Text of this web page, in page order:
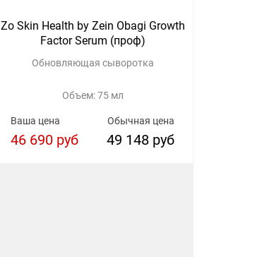
Zo Skin Health by Zein Obagi Growth
Factor Serum (проф)
Обновляющая сыворотка
Объем: 75 мл
Обычная цена
49 148 руб
Ваша цена
46 690 руб